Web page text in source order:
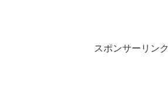
スポンサーリンク